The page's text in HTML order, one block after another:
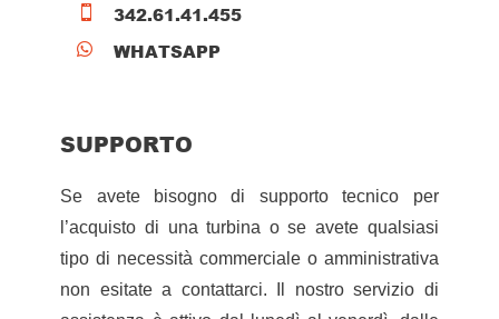
 342.61.41.455
 WHATSAPP
SUPPORTO
Se avete bisogno di supporto tecnico per
l’acquisto di una turbina o se avete qualsiasi
tipo di necessità commerciale o amministrativa
non esitate a contattarci. Il nostro servizio di